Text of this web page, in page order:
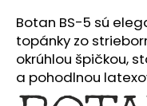
Botan BS-5 sú
topánky zo
okrúhlou špičkou,
a pohodlnou
O
d